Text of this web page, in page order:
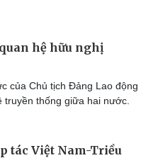
hệ hữu nghị
của Chủ tịch Đảng Lao động
truyền thống giữa hai nước.
tác Việt Nam-Triều